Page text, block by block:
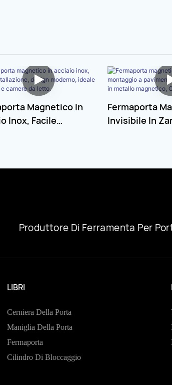
Magnetico In
Inox, Facile
Fermaporta
Invisibile In
Produttore Di Ferramenta Per
LIBRI
Cerniera Della Porta
Maniglia Della Porta
Fermaporta
Cilindro Di Bloccaggio